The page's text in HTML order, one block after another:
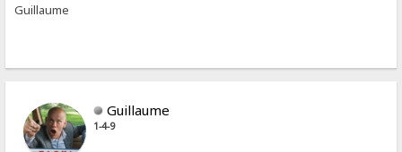
Guillaume
Guillaume
1-4-9